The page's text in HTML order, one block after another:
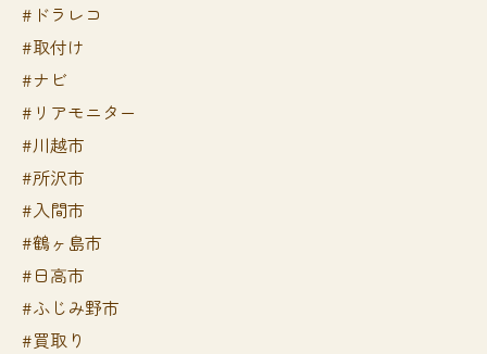
#ドラレコ
#取付け
#ナビ
#リアモニター
#川越市
#所沢市
#入間市
#鶴ヶ島市
#日高市
#ふじみ野市
#買取り